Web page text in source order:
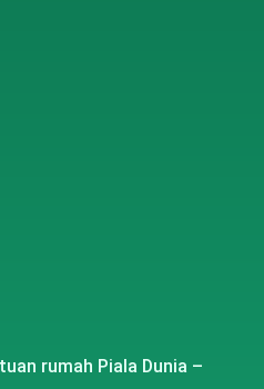
rumah Piala Dunia –